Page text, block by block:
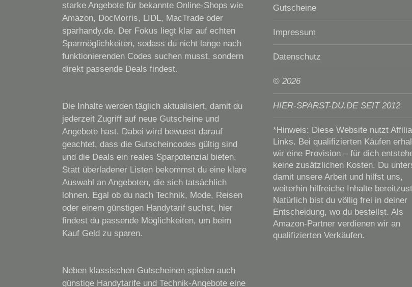
starke Angebote für bekannte Online-Shops wie
Amazon, DocMorris, LIDL, MacTrade oder
sparhandy.de. Der Fokus liegt klar auf echten
Sparmöglichkeiten, sodass du nicht lange nach
funktionierenden Codes suchen musst, sondern
direkt passende Deals findest.
Die Inhalte werden täglich aktualisiert, damit du
jederzeit Zugriff auf neue Gutscheine und
Angebote hast. Dabei wird bewusst darauf
geachtet, dass die Gutscheincodes gültig sind
und die Deals ein reales Sparpotenzial bieten.
Statt überladener Listen bekommst du eine klare
Auswahl an Angeboten, die sich tatsächlich
lohnen. Egal ob du nach Technik, Mode, Reisen
oder einem günstigen Handytarif suchst, hier
findest du passende Möglichkeiten, um beim
Kauf Geld zu sparen.
Neben klassischen Gutscheinen spielen auch
günstige Handytarife und Technik-Angebote eine
Gutscheine
Impressum
Datenschutz
© 2026
HIER-SPARST-DU.DE SEIT 2012
*Hinweis: Diese Website nutzt
Links. Bei qualifizierten Käufen
wir eine Provision – für dich
keine zusätzlichen Kosten. Du
damit unsere Arbeit und hilfst uns,
weiterhin hilfreiche Inhalte
Natürlich bist du völlig frei in deiner
Entscheidung, wo du bestellst. Als
Amazon-Partner verdienen wir an
qualifizierten Verkäufen.